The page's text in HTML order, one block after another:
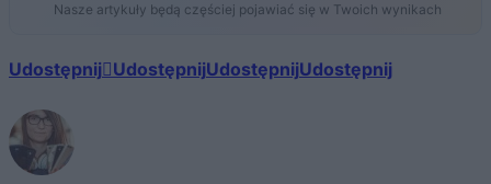
Nasze artykuły będą częściej pojawiać się w Twoich wynikach
Udostępnij UdostępnijUdostępnijUdostępnij